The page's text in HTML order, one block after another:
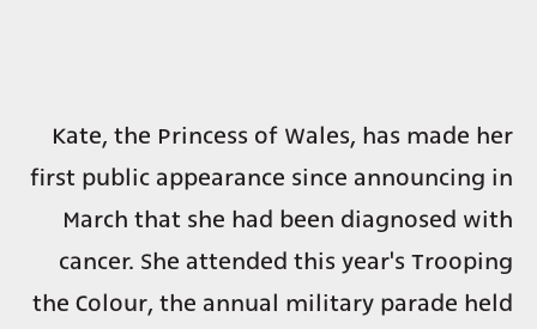
Kate, the Princess of Wales, has made her
first public appearance since announcing in
March that she had been diagnosed with
cancer. She attended this year's Trooping
the Colour, the annual military parade held